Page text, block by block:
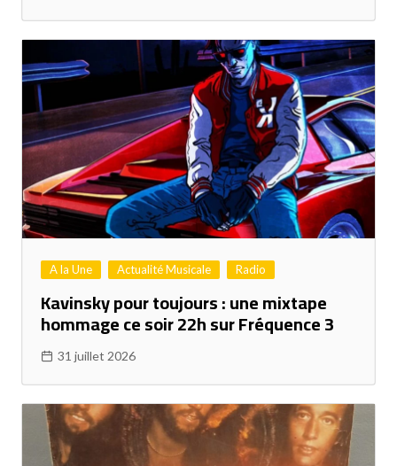
A la Une Actualité Musicale Radio
Kavinsky pour toujours : une mixtape
hommage ce soir 22h sur Fréquence 3
31 juillet 2026